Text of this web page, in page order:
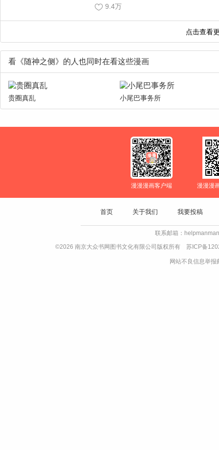
9.4万
看《随神之侧》的人也同时在看这些漫画
贵圈真乱 小尾巴事务所
漫漫漫画客户端 漫漫漫
首页 关于我们 我要投稿
联系邮箱：
©2026 南京大众书网图书文化有限公司版权所有 苏ICP备
网站不良信息举